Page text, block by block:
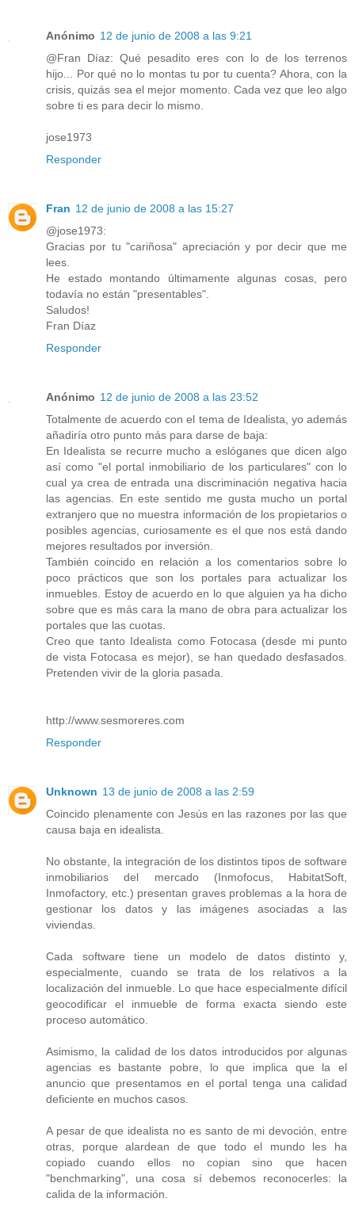
Anónimo 12 de junio de 2008 a las 9:21
@Fran Díaz: Qué pesadito eres con lo de los terrenos
hijo... Por qué no lo montas tu por tu cuenta? Ahora, con la
crisis, quizás sea el mejor momento. Cada vez que leo algo
sobre ti es para decir lo mismo.
jose1973
Responder
Fran 12 de junio de 2008 a las 15:27
@jose1973:
Gracias por tu "cariñosa" apreciación y por decir que me
lees.
He estado montando últimamente algunas cosas, pero
todavía no están "presentables".
Saludos!
Fran Díaz
Responder
Anónimo 12 de junio de 2008 a las 23:52
Totalmente de acuerdo con el tema de Idealista, yo además
añadiría otro punto más para darse de baja:
En Idealista se recurre mucho a eslóganes que dicen algo
así como "el portal inmobiliario de los particulares" con lo
cual ya crea de entrada una discriminación negativa hacia
las agencias. En este sentido me gusta mucho un portal
extranjero que no muestra información de los propietarios o
posibles agencias, curiosamente es el que nos está dando
mejores resultados por inversión.
También coincido en relación a los comentarios sobre lo
poco prácticos que son los portales para actualizar los
inmuebles. Estoy de acuerdo en lo que alguien ya ha dicho
sobre que es más cara la mano de obra para actualizar los
portales que las cuotas.
Creo que tanto Idealista como Fotocasa (desde mi punto
de vista Fotocasa es mejor), se han quedado desfasados.
Pretenden vivir de la gloria pasada.
http://www.sesmoreres.com
Responder
Unknown 13 de junio de 2008 a las 2:59
Coincido plenamente con Jesús en las razones por las que
causa baja en idealista.
No obstante, la integración de los distintos tipos de software
inmobiliarios del mercado (Inmofocus, HabitatSoft,
Inmofactory, etc.) presentan graves problemas a la hora de
gestionar los datos y las imágenes asociadas a las
viviendas.
Cada software tiene un modelo de datos distinto y,
especialmente, cuando se trata de los relativos a la
localización del inmueble. Lo que hace especialmente difícil
geocodificar el inmueble de forma exacta siendo este
proceso automático.
Asimismo, la calidad de los datos introducidos por algunas
agencias es bastante pobre, lo que implica que la el
anuncio que presentamos en el portal tenga una calidad
deficiente en muchos casos.
A pesar de que idealista no es santo de mi devoción, entre
otras, porque alardean de que todo el mundo les ha
copiado cuando ellos no copian sino que hacen
"benchmarking", una cosa sí debemos reconocerles: la
calida de la información.